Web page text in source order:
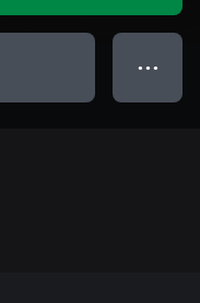
● ● ●